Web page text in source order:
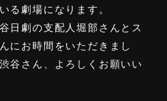
る劇場になります。
日劇の支配人堀部さんとス
にお時間をいただきまし
谷さん、よろしくお願いい